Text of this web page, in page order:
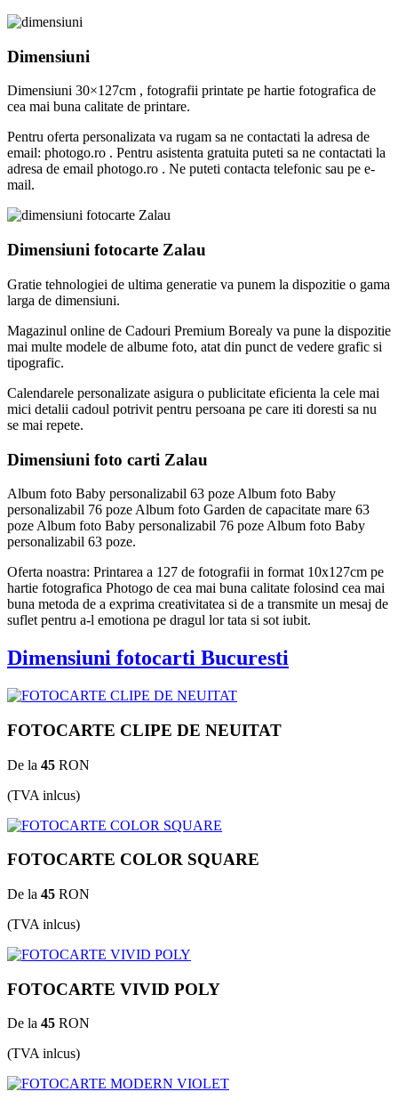
Dimensiuni
Dimensiuni 30×127cm , fotografii printate pe hartie fotografica de
cea mai buna calitate de printare.
Pentru oferta personalizata va rugam sa ne contactati la adresa de
email: photogo.ro . Pentru asistenta gratuita puteti sa ne contactati la
adresa de email photogo.ro . Ne puteti contacta telefonic sau pe e-
mail.
Dimensiuni fotocarte Zalau
Gratie tehnologiei de ultima generatie va punem la dispozitie o gama
larga de dimensiuni.
Magazinul online de Cadouri Premium Borealy va pune la dispozitie
mai multe modele de albume foto, atat din punct de vedere grafic si
tipografic.
Calendarele personalizate asigura o publicitate eficienta la cele mai
mici detalii cadoul potrivit pentru persoana pe care iti doresti sa nu
se mai repete.
Dimensiuni foto carti Zalau
Album foto Baby personalizabil 63 poze Album foto Baby
personalizabil 76 poze Album foto Garden de capacitate mare 63
poze Album foto Baby personalizabil 76 poze Album foto Baby
personalizabil 63 poze.
Oferta noastra: Printarea a 127 de fotografii in format 10x127cm pe
hartie fotografica Photogo de cea mai buna calitate folosind cea mai
buna metoda de a exprima creativitatea si de a transmite un mesaj de
suflet pentru a-l emotiona pe dragul lor tata si sot iubit.
Dimensiuni fotocarti Bucuresti
FOTOCARTE CLIPE DE NEUITAT
De la 45 RON
(TVA inlcus)
FOTOCARTE COLOR SQUARE
De la 45 RON
(TVA inlcus)
FOTOCARTE VIVID POLY
De la 45 RON
(TVA inlcus)